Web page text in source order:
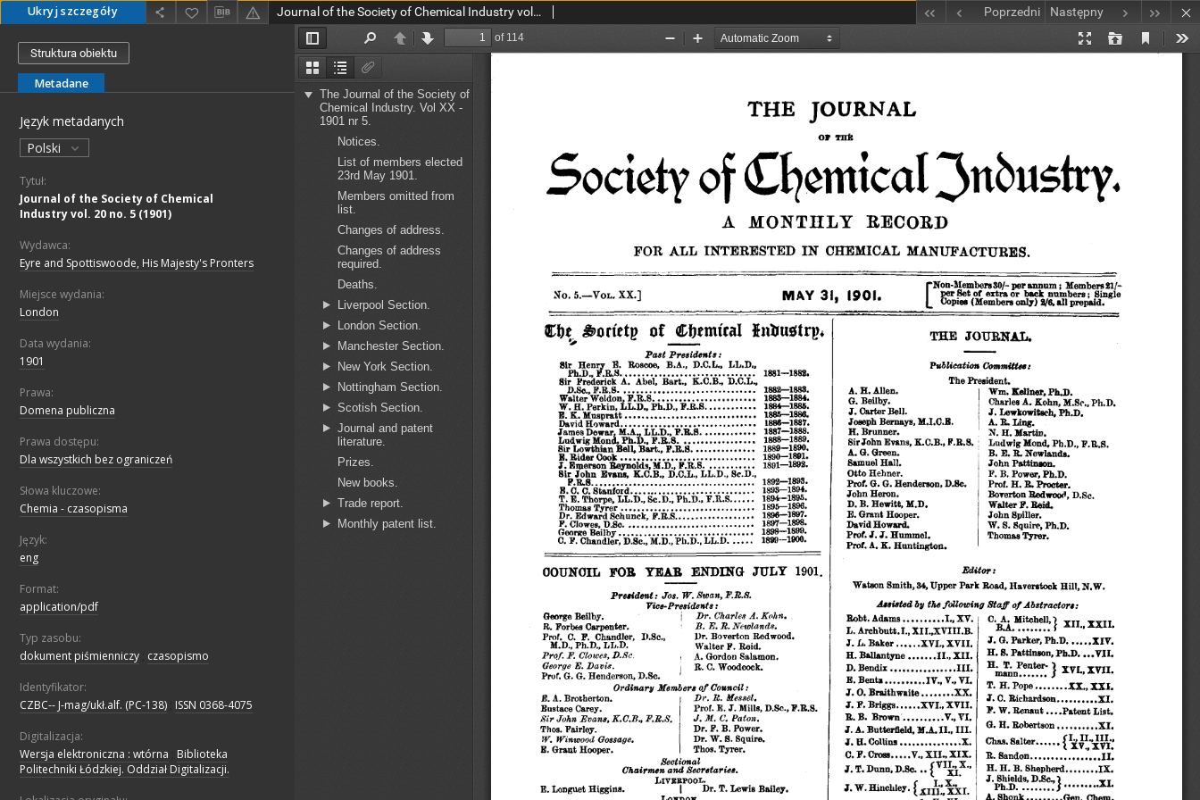
Ukryj szczegóły Journal of the Society of Chemical Industry vol. 20 no. 5 (1901) Poprzedni Następny
Struktura obiektu
Metadane
Język metadanych
Polski
Tytuł:
Journal of the Society of Chemical
Industry vol. 20 no. 5 (1901)
Wydawca:
Eyre and Spottiswoode, His Majesty's Pronters
Miejsce wydania:
London
Data wydania:
1901
Prawa:
Domena publiczna
Prawa dostępu:
Dla wszystkich bez ograniczeń
Słowa kluczowe:
Chemia - czasopisma
Język:
eng
Format:
application/pdf
Typ zasobu:
dokument piśmienniczy czasopismo
Identyfikator:
CZBC-- J-mag/ukł.alf. (PC-138) ISSN 0368-4075
Digitalizacja:
Wersja elektroniczna : wtórna
Biblioteka
Politechniki Łódzkiej. Oddział Digitalizacji.